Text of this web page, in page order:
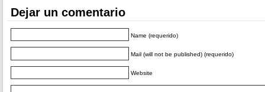
Dejar un comentario
Name (requerido)
Mail (will not be published) (requerido)
Website